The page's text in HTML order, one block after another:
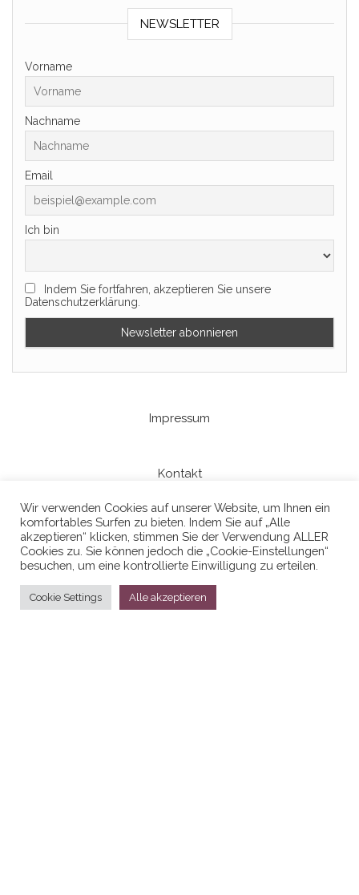
NEWSLETTER
Vorname
Nachname
Email
Ich bin
Indem Sie fortfahren, akzeptieren Sie unsere
Datenschutzerklärung.
Impressum
Kontakt
Datenschutzerklaerung
Stolz präsentiert vonWordPress
Wir verwenden Cookies auf unserer Website, um Ihnen ein
komfortables Surfen zu bieten. Indem Sie auf „Alle
akzeptieren“ klicken, stimmen Sie der Verwendung ALLER
Cookies zu. Sie können jedoch die „Cookie-Einstellungen“
besuchen, um eine kontrollierte Einwilligung zu erteilen.
Cookie Settings Alle akzeptieren